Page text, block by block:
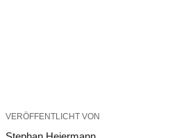
VERÖFFENTLICHT VON